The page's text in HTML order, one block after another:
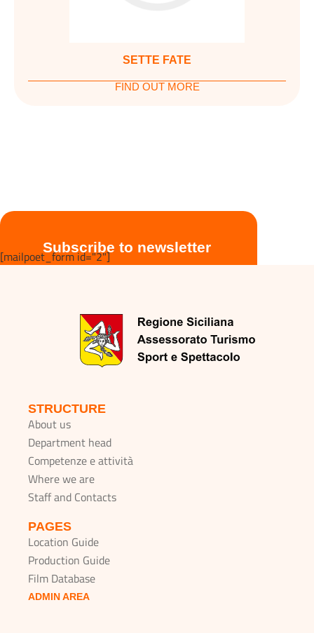
SETTE FATE
FIND OUT MORE
Subscribe to newsletter
[mailpoet_form id="2"]
STRUCTURE
About us
Department head
Competenze e attività
Where we are
Staff and Contacts
PAGES
Location Guide
Production Guide
Film Database
ADMIN AREA